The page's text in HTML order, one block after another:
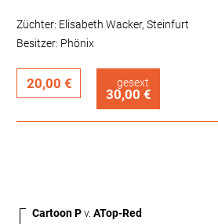
Züchter: Elisabeth Wacker, Steinfurt
Besitzer: Phönix
20,00 € gesext
30,00 €
Cartoon Pv. ATop-Red